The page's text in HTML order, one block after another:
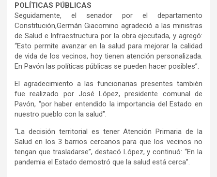
POLÍTICAS PÚBLICAS
Seguidamente, el senador por el departamento
Constitución,Germán Giacomino agradeció a las ministras
de Salud e Infraestructura por la obra ejecutada, y agregó:
“Esto permite avanzar en la salud para mejorar la calidad
de vida de los vecinos, hoy tienen atención personalizada.
En Pavón las políticas públicas se pueden hacer posibles”.
El agradecimiento a las funcionarias presentes también
fue realizado por José López, presidente comunal de
Pavón, “por haber entendido la importancia del Estado en
nuestro pueblo con la salud”.
“La decisión territorial es tener Atención Primaria de la
Salud en los 3 barrios cercanos para que los vecinos no
tengan que trasladarse”, destacó López, y continuó: “En la
pandemia el Estado demostró que la salud está cerca”.